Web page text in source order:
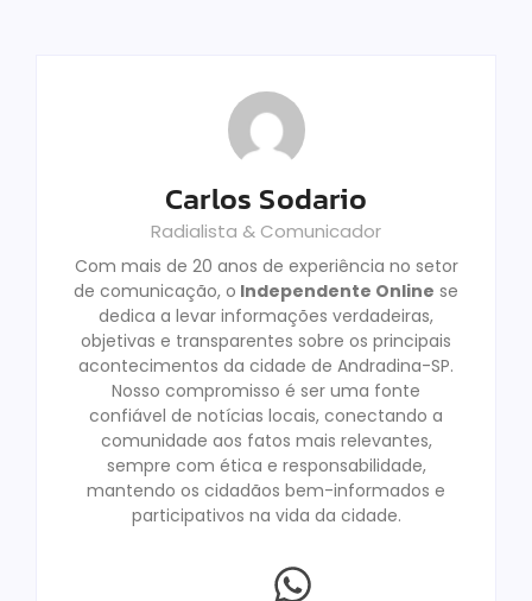
Carlos Sodario
Radialista & Comunicador
Com mais de 20 anos de experiência no setor
de comunicação, o Independente Online se
dedica a levar informações verdadeiras,
objetivas e transparentes sobre os principais
acontecimentos da cidade de Andradina-SP.
Nosso compromisso é ser uma fonte
confiável de notícias locais, conectando a
comunidade aos fatos mais relevantes,
sempre com ética e responsabilidade,
mantendo os cidadãos bem-informados e
participativos na vida da cidade.